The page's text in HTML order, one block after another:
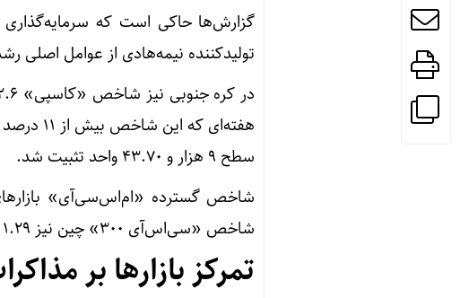
گزارش‌ها حاکی است که
تولیدکننده نیمه‌هادی از عوامل اصلی
سطح ۹ هزار و ۴۳.۷۰ واحد تثبیت شد.
شاخص «سی‌اس‌آی ۳۰۰» چین نیز ۱.۲۹ درصد رشد کرد.
تمرکز بازار‌ها بر